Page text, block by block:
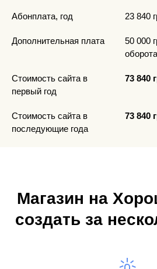
Абонплата, год 23 840
Дополнительная плата
50 000
Стоимость сайта в
первый год
73 840
Стоимость сайта в
последующие года
73 840
Магазин на
создать за